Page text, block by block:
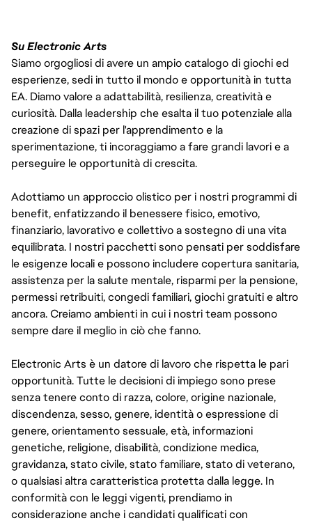
Su Electronic Arts
Siamo orgogliosi di avere un ampio catalogo di giochi ed
esperienze, sedi in tutto il mondo e opportunità in tutta
EA. Diamo valore a adattabilità, resilienza, creatività e
curiosità. Dalla leadership che esalta il tuo potenziale alla
creazione di spazi per l'apprendimento e la
sperimentazione, ti incoraggiamo a fare grandi lavori e a
perseguire le opportunità di crescita.
Adottiamo un approccio olistico per i nostri programmi di
benefit, enfatizzando il benessere fisico, emotivo,
finanziario, lavorativo e collettivo a sostegno di una vita
equilibrata. I nostri pacchetti sono pensati per soddisfare
le esigenze locali e possono includere copertura sanitaria,
assistenza per la salute mentale, risparmi per la pensione,
permessi retribuiti, congedi familiari, giochi gratuiti e altro
ancora. Creiamo ambienti in cui i nostri team possono
sempre dare il meglio in ciò che fanno.
Electronic Arts è un datore di lavoro che rispetta le pari
opportunità. Tutte le decisioni di impiego sono prese
senza tenere conto di razza, colore, origine nazionale,
discendenza, sesso, genere, identità o espressione di
genere, orientamento sessuale, età, informazioni
genetiche, religione, disabilità, condizione medica,
gravidanza, stato civile, stato familiare, stato di veterano,
o qualsiasi altra caratteristica protetta dalla legge. In
conformità con le leggi vigenti, prendiamo in
considerazione anche i candidati qualificati con